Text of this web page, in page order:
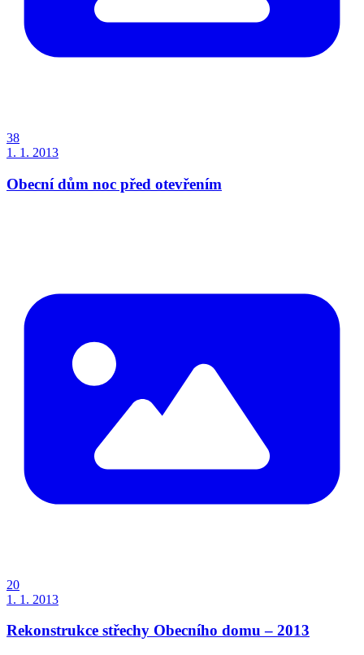
38
1. 1. 2013
Obecní dům noc před otevřením
20
1. 1. 2013
Rekonstrukce střechy Obecního domu – 2013